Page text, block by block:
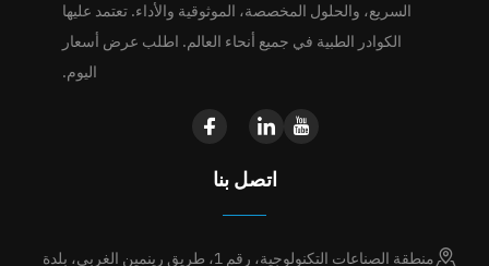
السريع، والحلول المخصصة، الموثوقية والأداء. تعتمد عليها
الكوادر الطبية في جميع أنحاء العالم. اطلب عرض أسعار
اليوم.
اتصل بنا
منطقة الصناعات التكنولوجية، رقم 1، طريق رينمين الغربي، بلدة